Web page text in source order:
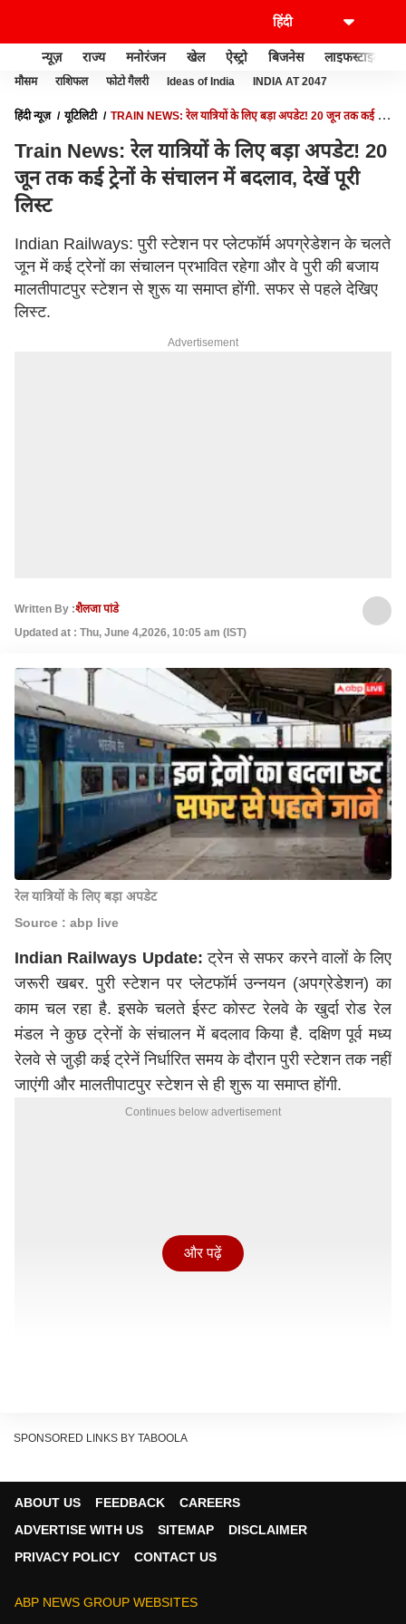
न्यूज़ राज्य मनोरंजन खेल ऐस्ट्रो बिजनेस लाइफस्टाइल
मौसम राशिफल फोटो गैलरी Ideas of India INDIA AT 2047
हिंदी न्यूज़ यूटिलिटी
TRAIN NEWS: रेल यात्रियों के लिए बड़ा अपडेट! 20 जून तक कई ट्रेनों
Train News: रेल यात्रियों के लिए बड़ा अपडेट! 20
जून तक कई ट्रेनों के संचालन में बदलाव, देखें पूरी
लिस्ट
Indian Railways: पुरी स्टेशन पर प्लेटफॉर्म अपग्रेडेशन के चलते
जून में कई ट्रेनों का संचालन प्रभावित रहेगा और वे पुरी की बजाय
मालतीपाटपुर स्टेशन से शुरू या समाप्त होंगी. सफर से पहले देखिए
लिस्ट.
Advertisement
Written By :शैलजा पांडे
Updated at : Thu, June 4,2026, 10:05 am (IST)
रेल यात्रियों के लिए बड़ा अपडेट
Source : abp live
Indian Railways Update: ट्रेन से सफर करने वालों के लिए
जरूरी खबर. पुरी स्टेशन पर प्लेटफॉर्म उन्नयन (अपग्रेडेशन) का
काम चल रहा है. इसके चलते ईस्ट कोस्ट रेलवे के खुर्दा रोड रेल
मंडल ने कुछ ट्रेनों के संचालन में बदलाव किया है. दक्षिण पूर्व मध्य
रेलवे से जु़ड़ी कई ट्रेनें निर्धारित समय के दौरान पुरी स्टेशन तक नहीं
जाएंगी और मालतीपाटपुर स्टेशन से ही शुरू या समाप्त होंगी.
Continues below advertisement
कई ट्रेनों का संचालन प्रभावित रहेगा. इस दौरान ये ट्रेनें पुरी
और पढ़ें
SPONSORED LINKS BY TABOOLA
ABOUT US FEEDBACK
CAREERS
ADVERTISE WITH US
SITEMAP
DISCLAIMER
PRIVACY POLICY
CONTACT US
ABP NEWS GROUP WEBSITES